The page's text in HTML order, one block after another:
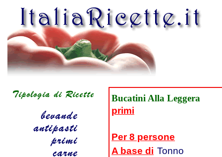
Bucatini Alla Leggera
primi
Per 8 persone
A base di Tonno